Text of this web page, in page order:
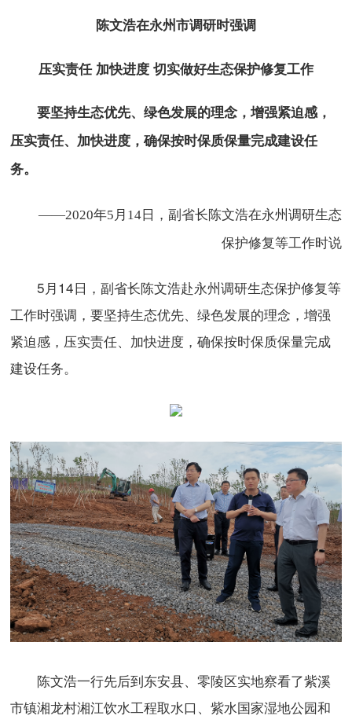
​陈文浩在永州市调研时强调
压实责任 加快进度 切实做好生态保护修复工作
要坚持生态优先、绿色发展的理念，增强紧迫感，
压实责任、加快进度，确保按时保质保量完成建设任
务。
——2020年5月14日，副省长陈文浩在永州调研生态
保护修复等工作时说
5月14日，副省长陈文浩赴永州调研生态保护修复等
工作时强调，要坚持生态优先、绿色发展的理念，增强
紧迫感，压实责任、加快进度，确保按时保质保量完成
建设任务。
陈文浩一行先后到东安县、零陵区实地察看了紫溪
市镇湘龙村湘江饮水工程取水口、紫水国家湿地公园和